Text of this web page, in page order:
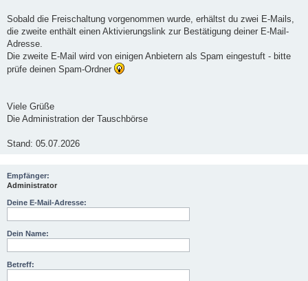
Sobald die Freischaltung vorgenommen wurde, erhältst du zwei E-Mails,
die zweite enthält einen Aktivierungslink zur Bestätigung deiner E-Mail-
Adresse.
Die zweite E-Mail wird von einigen Anbietern als Spam eingestuft - bitte
prüfe deinen Spam-Ordner
Viele Grüße
Die Administration der Tauschbörse
Stand: 05.07.2026
Empfänger:
Administrator
Deine E-Mail-Adresse:
Dein Name:
Betreff: